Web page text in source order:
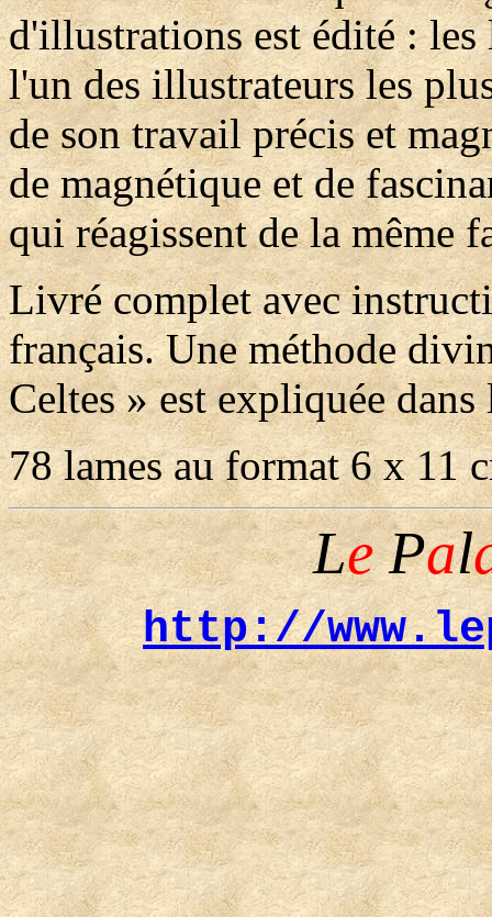
d'illustrations est édité : les
l'un des illustrateurs les
de son travail précis et
de magnétique et de
qui réagissent de la même
Livré complet avec
français. Une méthode
Celtes » est expliquée
78 lames au format 6 x 11
LePal
http://